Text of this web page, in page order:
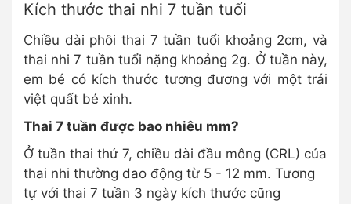
Kích thước thai nhi 7 tuần tuổi
Chiều dài phôi thai 7 tuần tuổi khoảng 2cm, và
thai nhi 7 tuần tuổi nặng khoảng 2g. Ở tuần này,
em bé có kích thước tương đương với một trái
việt quất bé xinh.
Thai 7 tuần được bao nhiêu mm?
Ở tuần thai thứ 7, chiều dài đầu mông (CRL) của
thai nhi thường dao động từ 5 - 12 mm. Tương
tự với thai 7 tuần 3 ngày kích thước cũng